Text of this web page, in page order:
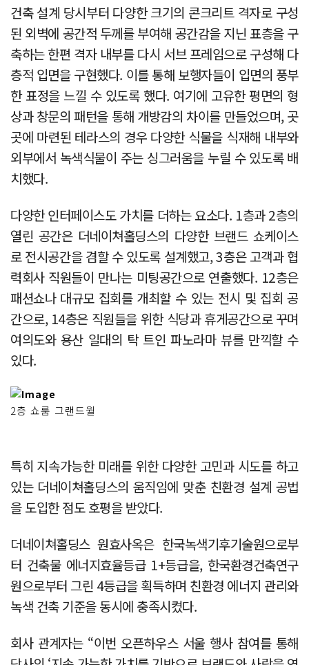
건축 설계 당시부터 다양한 크기의 콘크리트 격자로 구성
된 외벽에 공간적 두께를 부여해 공간감을 지닌 표층을 구
축하는 한편 격자 내부를 다시 서브 프레임으로 구성해 다
층적 입면을 구현했다. 이를 통해 보행자들이 입면의 풍부
한 표정을 느낄 수 있도록 했다. 여기에 고유한 평면의 형
상과 창문의 패턴을 통해 개방감의 차이를 만들었으며, 곳
곳에 마련된 테라스의 경우 다양한 식물을 식재해 내부와
외부에서 녹색식물이 주는 싱그러움을 누릴 수 있도록 배
치했다.
다양한 인터페이스도 가치를 더하는 요소다. 1층과 2층의
열린 공간은 더네이쳐홀딩스의 다양한 브랜드 쇼케이스
로 전시공간을 겸할 수 있도록 설계했고, 3층은 고객과 협
력회사 직원들이 만나는 미팅공간으로 연출했다. 12층은
패션쇼나 대규모 집회를 개최할 수 있는 전시 및 집회 공
간으로, 14층은 직원들을 위한 식당과 휴게공간으로 꾸며
여의도와 용산 일대의 탁 트인 파노라마 뷰를 만끽할 수
있다.
2층 쇼룸 그랜드월
특히 지속가능한 미래를 위한 다양한 고민과 시도를 하고
있는 더네이쳐홀딩스의 움직임에 맞춘 친환경 설계 공법
을 도입한 점도 호평을 받았다.
더네이쳐홀딩스 원효사옥은 한국녹색기후기술원으로부
터 건축물 에너지효율등급 1+등급을, 한국환경건축연구
원으로부터 그린 4등급을 획득하며 친환경 에너지 관리와
녹색 건축 기준을 동시에 충족시켰다.
회사 관계자는 “이번 오픈하우스 서울 행사 참여를 통해